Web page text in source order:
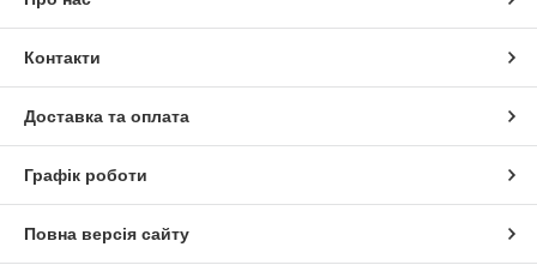
Контакти
Доставка та оплата
Графік роботи
Повна версія сайту